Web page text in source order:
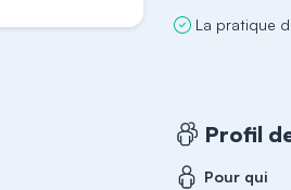
La pratique
Profil
Pour qui